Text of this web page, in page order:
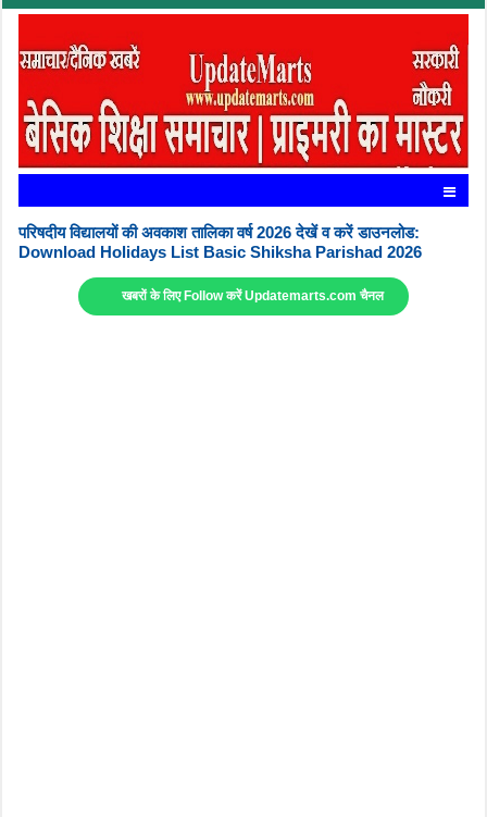
परिषदीय विद्यालयों की अवकाश तालिका वर्ष 2026 देखें व करें डाउनलोड:
Download Holidays List Basic Shiksha Parishad 2026
खबरों के लिए Follow करें Updatemarts.com चैनल